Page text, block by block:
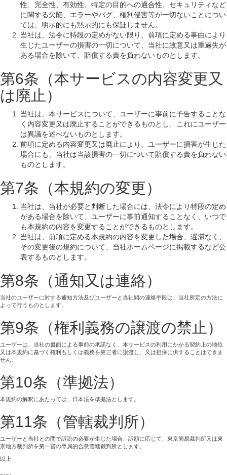
性、完全性、有効性、特定の目的への適合性、セキュリティなど
に関する欠陥、エラーやバグ、権利侵害等が一切ないことについ
ては、明示的にも黙示的にも保証しません。
当社は、法令に特段の定めがない限り、前項に定める事由により
生じたユーザーの損害の一切について、当社に故意又は重過失が
ある場合を除いて、賠償する責を負わないものとします。
第6条（本サービスの内容変更又
は廃止）
当社は、本サービスについて、ユーザーに事前に予告することな
く内容変更又は廃止することができるものとし、これにユーザー
は異議を述べないものとします。
前項に定める内容変更又は廃止により、ユーザーに損害が生じた
場合にも、当社は当該損害の一切について賠償する責を負わない
ものとします。
第7条（本規約の変更）
当社は、当社が必要と判断した場合には、法令により特段の定め
がある場合を除いて、ユーザーに事前通知することなく、いつで
も本規約の内容を変更することができるものとします。
当社は、前項に定める本規約の内容を変更した場合、遅滞なく、
その変更後の規約について、当社ホームページに掲載するなど公
表するものとします。
第8条（通知又は連絡）
当社のユーザーに対する通知方法及びユーザーと当社間の連絡手段は、当社所定の方法に
よって行うものとします。
第9条（権利義務の譲渡の禁止）
ユーザーは、当社の書面による事前の承諾なく、本サービスの利用にかかる契約上の地位
又は本規約に基づく権利もしくは義務を第三者に譲渡し、又は担保に供することはできま
せん。
第10条（準拠法）
本規約の解釈にあたっては、日本法を準拠法とします。
第11条（管轄裁判所）
ユーザーと当社との間で訴訟の必要が生じた場合、訴額に応じて、東京簡易裁判所又は東
京地方裁判所を第一審の専属的合意管轄裁判所とします。
以上